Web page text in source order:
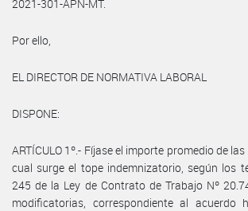
2021-301-APN-MT.
Por ello,
EL DIRECTOR DE NORMATIVA LABORAL
DISPONE:
ARTÍCULO 1º.- Fíjase el importe promedio de
cual surge el tope indemnizatorio, según los
245 de la Ley de Contrato de Trabajo Nº
modificatorias, correspondiente al acuerdo